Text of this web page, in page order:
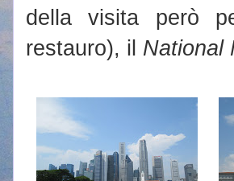
della visita però
restauro), il National